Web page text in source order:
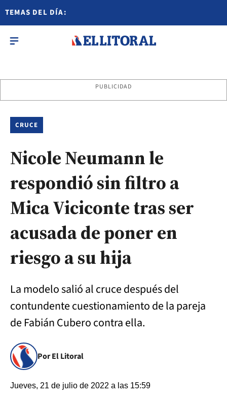
TEMAS DEL DÍA:
PUBLICIDAD
CRUCE
Nicole Neumann le
respondió sin filtro a
Mica Viciconte tras ser
acusada de poner en
riesgo a su hija
La modelo salió al cruce después del
contundente cuestionamiento de la pareja
de Fabián Cubero contra ella.
Por El Litoral
Jueves, 21 de julio de 2022 a las 15:59